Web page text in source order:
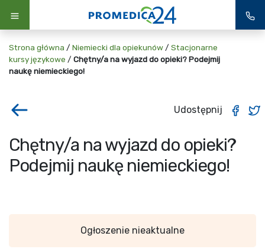
Strona główna / Niemiecki dla opiekunów / Stacjonarne
kursy językowe / Chętny/a na wyjazd do opieki? Podejmij
naukę niemieckiego!
Udostępnij
Chętny/a na wyjazd do opieki?
Podejmij naukę niemieckiego!
Ogłoszenie nieaktualne